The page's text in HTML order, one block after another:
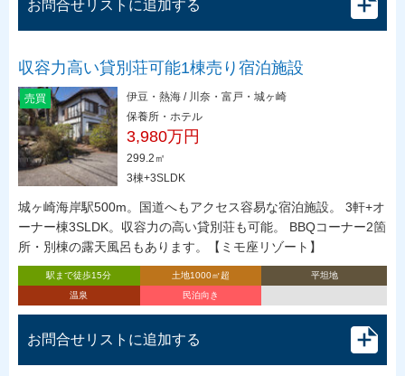
お問合せリストに追加する
収容力高い貸別荘可能1棟売り宿泊施設
売買
伊豆・熱海 / 川奈・富戸・城ヶ崎
保養所・ホテル
3,980万円
299.2㎡
3棟+3SLDK
城ヶ崎海岸駅500m。国道へもアクセス容易な宿泊施設。 3軒+オ
ーナー棟3SLDK。収容力の高い貸別荘も可能。 BBQコーナー2箇
所・別棟の露天風呂もあります。【ミモ座リゾート】
駅まで徒歩15分 土地1000㎡超
平坦地
温泉
民泊向き
お問合せリストに追加する